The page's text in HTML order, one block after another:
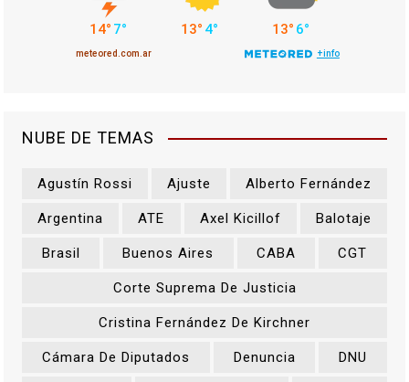
NUBE DE TEMAS
Agustín Rossi Ajuste Alberto Fernández
Argentina ATE Axel Kicillof Balotaje
Brasil Buenos Aires CABA CGT
Corte Suprema De Justicia
Cristina Fernández De Kirchner
Cámara De Diputados Denuncia DNU